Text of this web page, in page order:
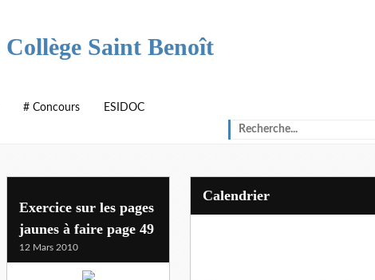
Saint Benoît
# Concours ESIDOC
Exercice sur les pages
jaunes à faire page 49
12 Mars 2010
Calendrier